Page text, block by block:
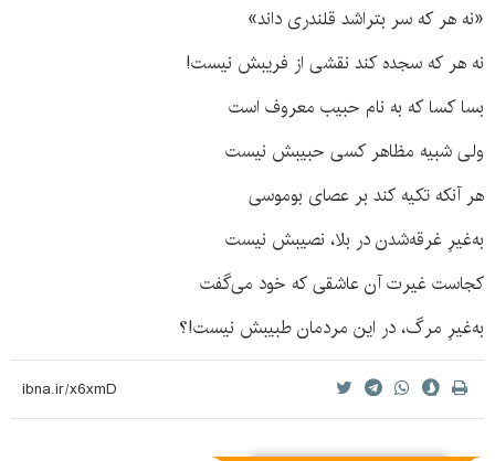
«نه هر که سر بتراشد قلندری داند»
نه هر که سجده کند نقشی از فریبش نیست!
بسا کسا که به نام حبیب معروف است
ولی شبیه مظاهر کسی حبیبش نیست
هر آنکه تکیه کند بر عصای بوموسی
به‌غیرِ غرقه‌شدن در بلا، نصیبش نیست
کجاست غیرت آن عاشقی که خود می‌گفت
به‌غیرِ مرگ، در این مردمان طبیبش نیست!؟